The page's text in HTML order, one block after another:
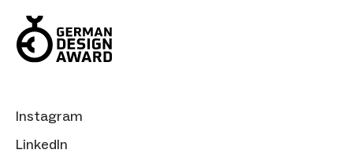
Instagram
LinkedIn